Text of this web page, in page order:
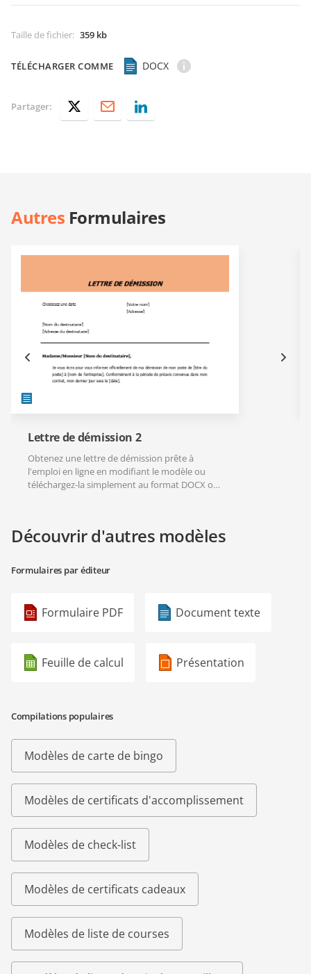
Taille de fichier: 359 kb
TÉLÉCHARGER COMME DOCX
Partager:
Autres Formulaires
Lettre de démission 2
Obtenez une lettre de démission prête à
l'emploi en ligne en modifiant le modèle ou
téléchargez-la simplement au format DOCX ou
Découvrir d'autres modèles
Formulaires par éditeur
Formulaire PDF Document texte
Feuille de calcul Présentation
Compilations populaires
Modèles de carte de bingo
Modèles de certificats d'accomplissement
Modèles de check-list
Modèles de certificats cadeaux
Modèles de liste de courses